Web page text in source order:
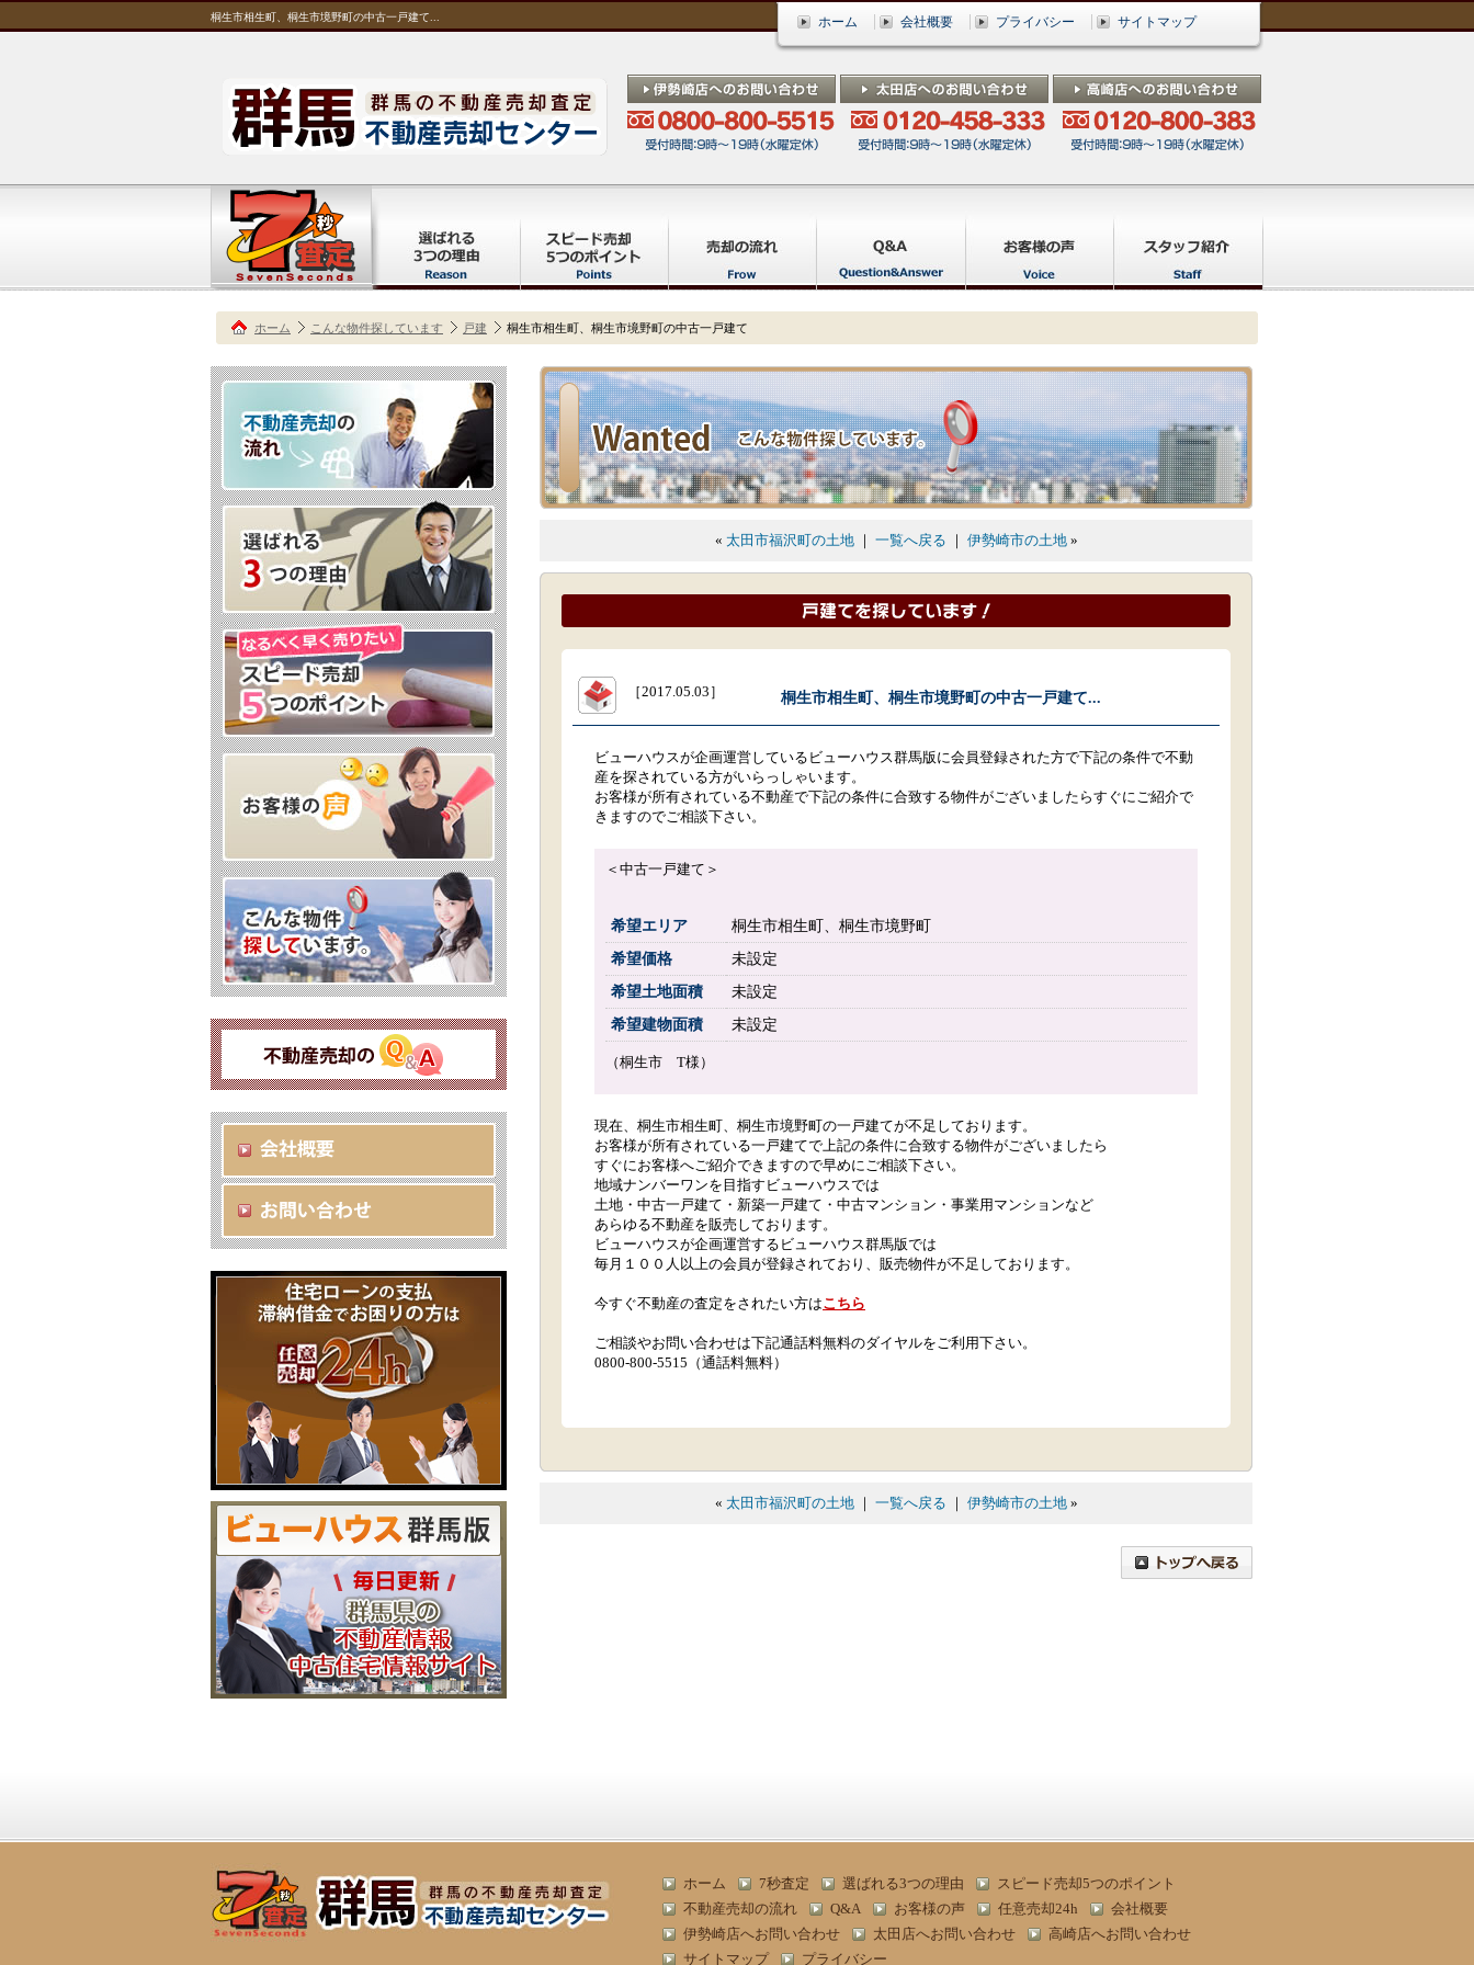
桐生市相生町、桐生市境野町の中古一戸建て... ホーム 会社概要 プライバシー サイトマップ
ホーム こんな物件探しています 戸建 桐生市相生町、桐生市境野町の中古一戸建て
« 太田市福沢町の土地｜ 一覧へ戻る ｜ 伊勢崎市の土地»
［2017.05.03］ 桐生市相生町、桐生市境野町の中古一戸建て...
ビューハウスが企画運営しているビューハウス群馬版に会員登録された方で下記の条件で不動
産を探されている方がいらっしゃいます。
お客様が所有されている不動産で下記の条件に合致する物件がございましたらすぐにご紹介で
きますのでご相談下さい。
＜中古一戸建て＞
希望エリア
桐生市相生町、桐生市境野町
希望価格
未設定
希望土地面積
未設定
希望建物面積
未設定
（桐生市 T様）
現在、桐生市相生町、桐生市境野町の一戸建てが不足しております。
お客様が所有されている一戸建てで上記の条件に合致する物件がございましたら
すぐにお客様へご紹介できますので早めにご相談下さい。
地域ナンバーワンを目指すビューハウスでは
土地・中古一戸建て・新築一戸建て・中古マンション・事業用マンションなど
あらゆる不動産を販売しております。
ビューハウスが企画運営するビューハウス群馬版では
毎月１００人以上の会員が登録されており、販売物件が不足しております。
今すぐ不動産の査定をされたい方はこちら
ご相談やお問い合わせは下記通話料無料のダイヤルをご利用下さい。
0800-800-5515（通話料無料）
« 太田市福沢町の土地｜ 一覧へ戻る ｜ 伊勢崎市の土地»
ホーム 7秒査定 選ばれる3つの理由
スピード売却5つのポイント
不動産売却の流れ
Q&A お客様の声 任意売却24h
会社概要
伊勢崎店へお問い合わせ
太田店へお問い合わせ
高崎店へお問い合わせ
サイトマップ
プライバシー